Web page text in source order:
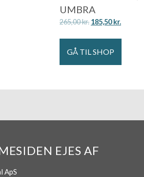
UMBRA
265,00kr. 185,50kr.
GÅ TIL SHOP
EJES AF
ApS